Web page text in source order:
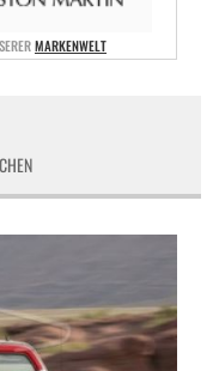
MARKENWELT